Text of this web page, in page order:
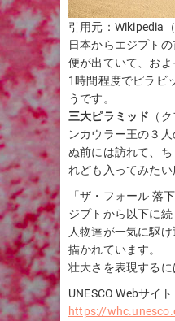
引用元：Wikipedia
日本からエジプト
便が出ていて、お
1時間程度でピラビ
うです。
三大ピラミッド （
ンカウラー王の３
ぬ前には訪れて、
れども入ってみたい
「ザ・フォール 落
ジプトから以下に
人物達が一気に駆
描かれています。
壮大さを表現するに
UNESCO Webサイト
https://